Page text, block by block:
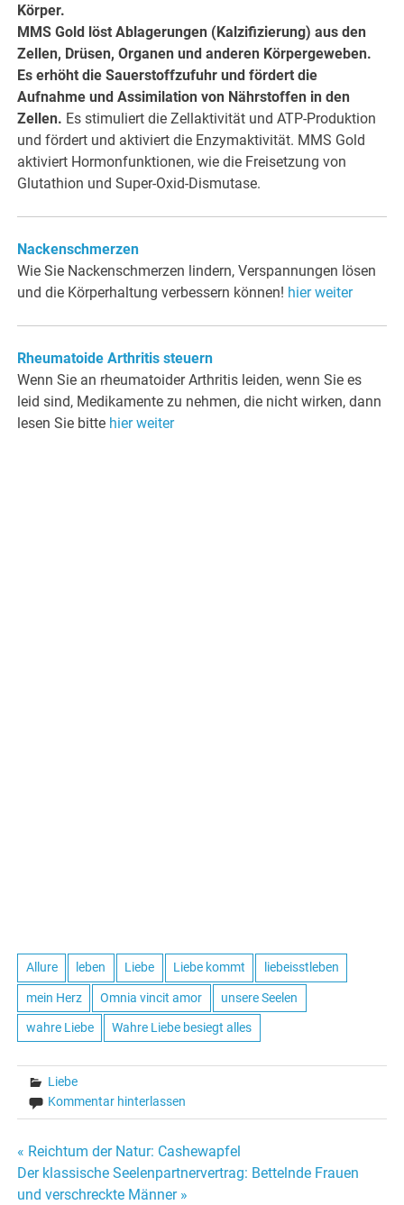
Körper.
MMS Gold löst Ablagerungen (Kalzifizierung) aus den
Zellen, Drüsen, Organen und anderen Körpergeweben.
Es erhöht die Sauerstoffzufuhr und fördert die
Aufnahme und Assimilation von Nährstoffen in den
Zellen. Es stimuliert die Zellaktivität und ATP-Produktion
und fördert und aktiviert die Enzymaktivität. MMS Gold
aktiviert Hormonfunktionen, wie die Freisetzung von
Glutathion und Super-Oxid-Dismutase.
Nackenschmerzen
Wie Sie Nackenschmerzen lindern, Verspannungen lösen
und die Körperhaltung verbessern können! hier weiter
Rheumatoide Arthritis steuern
Wenn Sie an rheumatoider Arthritis leiden, wenn Sie es
leid sind, Medikamente zu nehmen, die nicht wirken, dann
lesen Sie bitte hier weiter
Allure leben Liebe Liebe kommt liebeisstleben
mein Herz Omnia vincit amor unsere Seelen
wahre Liebe Wahre Liebe besiegt alles
Liebe
Kommentar hinterlassen
Beitrags-
« Reichtum der Natur: Cashewapfel
Der klassische Seelenpartnervertrag: Bettelnde Frauen
und verschreckte Männer »